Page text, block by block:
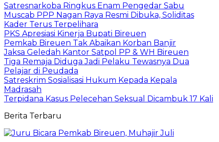
Satresnarkoba Ringkus Enam Pengedar Sabu
Muscab PPP Nagan Raya Resmi Dibuka, Soliditas
Kader Terus Terpelihara
PKS Apresiasi Kinerja Bupati Bireuen
Pemkab Bireuen Tak Abaikan Korban Banjir
Jaksa Geledah Kantor Satpol PP & WH Bireuen
Tiga Remaja Diduga Jadi Pelaku Tewasnya Dua
Pelajar di Peudada
Satreskrim Sosialisasi Hukum Kepada Kepala
Madrasah
Terpidana Kasus Pelecehan Seksual Dicambuk 17 Kali
Berita Terbaru